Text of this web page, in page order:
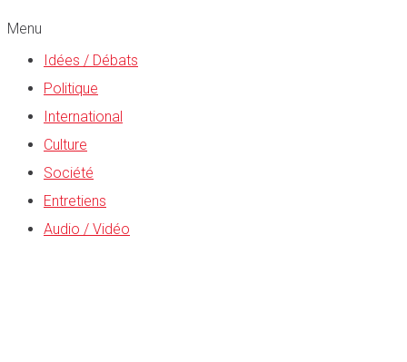
Menu
Idées / Débats
Politique
International
Culture
Société
Entretiens
Audio / Vidéo